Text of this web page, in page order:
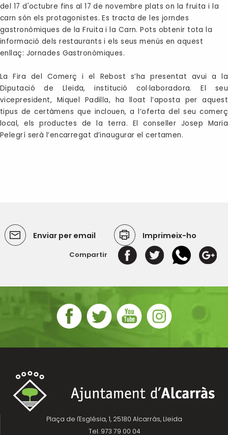
del 17 d'octubre fins al 17 de novembre plats on la fruita i la
carn són els protagonistes. Es tracta de les jorndes
gastronòmiques de la Fruita i la Carn. Pots obtenir tota la
informació dels restaurants i els seus menús en aquest
enllaç: Jornades Gastronòmiques.
La Fira del Comerç i el Rebost s’ha presentat avui a la
Diputació de Lleida, institució col·laboradora. El seu
vicepresident, Miquel Padilla, ha lloat l’aposta per aquest
tipus de certàmens que inclouen, a l’oferta del seu comerç
local, els productes de la terra. El conseller Josep Maria
Pelegrí serà l’encarregat d’inaugurar el certamen.
Enviar per email Imprimeix-ho
Compartir
Plaça de l'Església, 1, 25180 Alcarràs, Lleida
Tel. 973 79 00 04